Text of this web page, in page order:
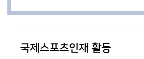
https://
정보 및 공지사항의
정보 바로가기>>
https://
link=forward:/com/
구 소속 및 올림픽연
일 ~ 2024년 3월 29
원생 올림픽 학술 세
2024년 9월 20일 ~
국제스포츠인재 활동